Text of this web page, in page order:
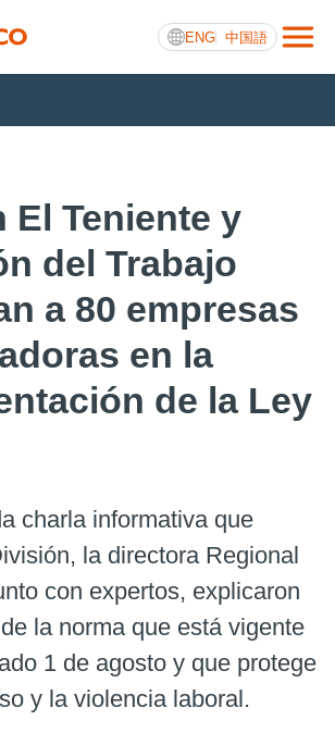
ENG 中国語
activa
El Teniente y
del Trabajo
a 80 empresas
en la
de la Ley
charla informativa que
la directora Regional
con expertos, explicaron
la norma que está vigente
1 de agosto y que protege
y la violencia laboral.